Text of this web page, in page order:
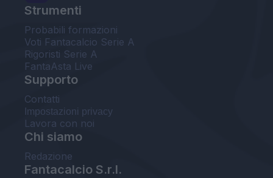
Strumenti
Probabili formazioni
Voti Fantacalcio Serie A
Rigoristi Serie A
FantaAsta Live
Supporto
Contatti
Impostazioni privacy
Lavora con noi
Chi siamo
Redazione
Fantacalcio S.r.l.